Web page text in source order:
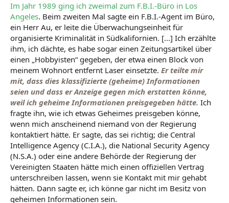
Im Jahr 1989 ging ich zweimal zum F.B.I.-Büro in Los
Angeles. Beim zweiten Mal sagte ein F.B.I.-Agent im Büro,
ein Herr Au, er leite die Überwachungseinheit für
organisierte Kriminalität in Südkalifornien. [...] Ich erzählte
ihm, ich dächte, es habe sogar einen Zeitungsartikel über
einen „Hobbyisten“ gegeben, der etwa einen Block von
meinem Wohnort entfernt Laser einsetzte. Er teilte mir
mit, dass dies klassifizierte (geheime) Informationen
seien und dass er Anzeige gegen mich erstatten könne,
weil ich geheime Informationen preisgegeben hätte. Ich
fragte ihn, wie ich etwas Geheimes preisgeben könne,
wenn mich anscheinend niemand von der Regierung
kontaktiert hätte. Er sagte, das sei richtig; die Central
Intelligence Agency (C.I.A.), die National Security Agency
(N.S.A.) oder eine andere Behörde der Regierung der
Vereinigten Staaten hätte mich einen offiziellen Vertrag
unterschreiben lassen, wenn sie Kontakt mit mir gehabt
hätten. Dann sagte er, ich könne gar nicht im Besitz von
geheimen Informationen sein.